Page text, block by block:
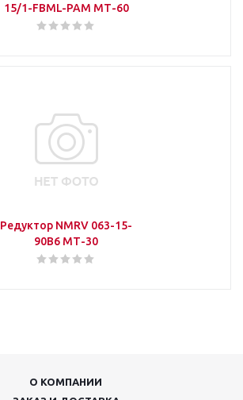
15/1-FBML-PAM МТ-60
Редуктор NMRV 063-15-
90B6 МТ-30
О КОМПАНИИ